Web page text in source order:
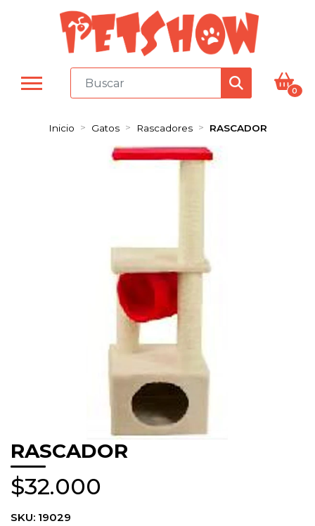
0
Inicio Gatos Rascadores RASCADOR
RASCADOR
$32.000
SKU: 19029